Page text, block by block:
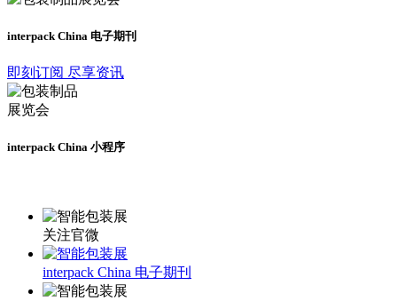
interpack China 电子期刊
即刻订阅 尽享资讯
interpack China 小程序
关注官微
interpack China 电子期刊